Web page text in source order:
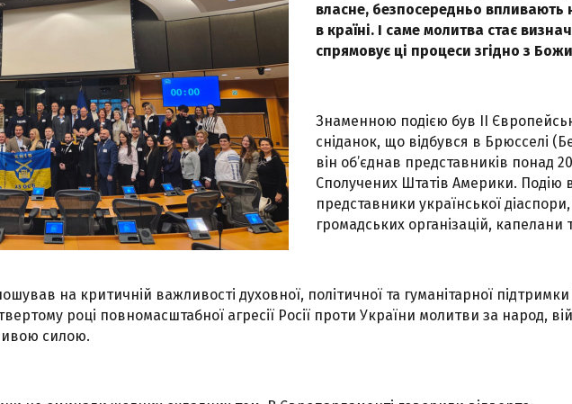
власне, безпосередньо впливають
в країні. І саме молитва стає
спрямовує ці процеси згідно з
Знаменною подією був II
сніданок, що відбувся в Брюсселі
він об’єднав представників понад
Сполучених Штатів Америки. Подію
представники української
громадських організацій, капелани
на критичній важливості духовної, політичної та гуманітарної
році повномасштабної агресії Росії проти України молитви за народ,
силою.